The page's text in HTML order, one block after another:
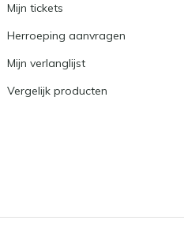
Mijn tickets
Herroeping aanvragen
Mijn verlanglijst
Vergelijk producten